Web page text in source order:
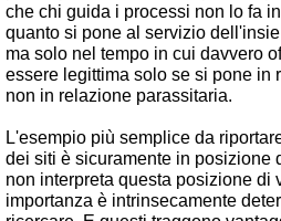
che chi guida i processi non lo fa
quanto si pone al servizio
ma solo nel tempo in cui davvero
essere legittima solo se si pone in
non in relazione parassitaria.
L'esempio più semplice da
dei siti è sicuramente in posizione
non interpreta questa posizione di
importanza è intrinsecamente